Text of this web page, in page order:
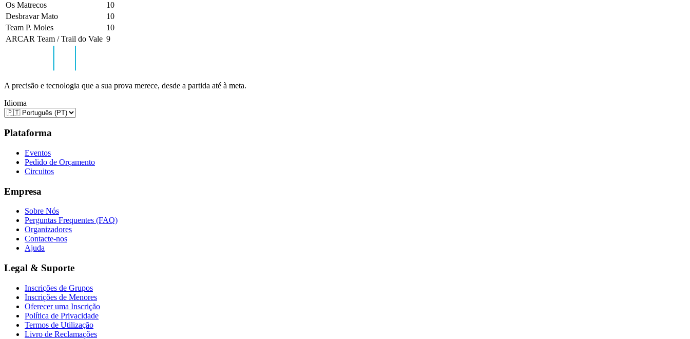
Os Matrecos
10
Desbravar Mato
10
Team P. Moles
10
ARCAR Team / Trail do Vale 9
A precisão e tecnologia que a sua prova merece, desde a partida até à meta.
Idioma
Plataforma
Eventos
Pedido de Orçamento
Circuitos
Empresa
Sobre Nós
Perguntas Frequentes (FAQ)
Organizadores
Contacte-nos
Ajuda
Legal & Suporte
Inscrições de Grupos
Inscrições de Menores
Oferecer uma Inscrição
Política de Privacidade
Termos de Utilização
Livro de Reclamações